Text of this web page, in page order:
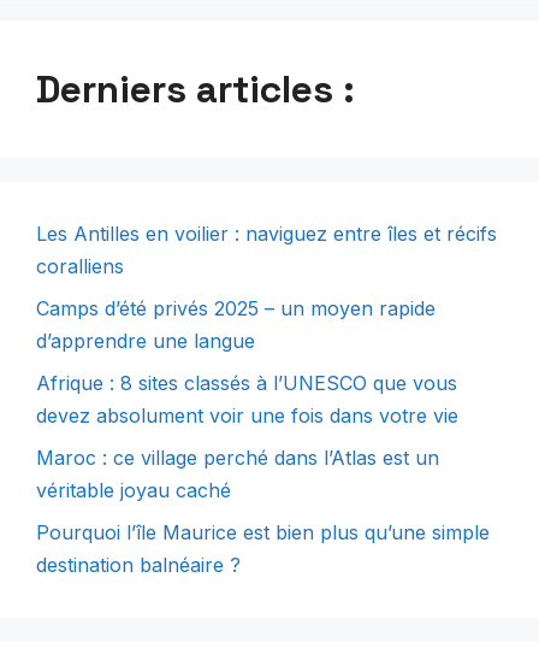
Derniers articles :
Les Antilles en voilier : naviguez entre îles et récifs
coralliens
Camps d’été privés 2025 – un moyen rapide
d’apprendre une langue
Afrique : 8 sites classés à l’UNESCO que vous
devez absolument voir une fois dans votre vie
Maroc : ce village perché dans l’Atlas est un
véritable joyau caché
Pourquoi l’île Maurice est bien plus qu’une simple
destination balnéaire ?